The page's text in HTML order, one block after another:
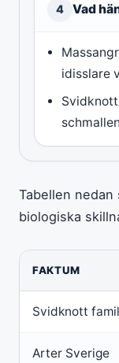
4 Vad
idisslare
Tabellen
biologiska
FAKTUM
Svidknott
Arter Sverige